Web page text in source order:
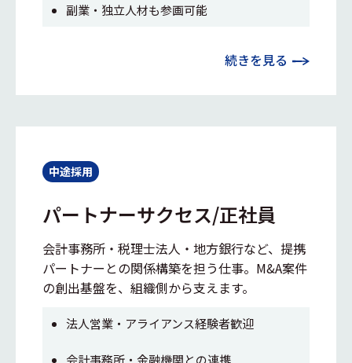
副業・独立人材も参画可能
続きを見る
中途採用
パートナーサクセス/正社員
会計事務所・税理士法人・地方銀行など、提携
パートナーとの関係構築を担う仕事。M&A案件
の創出基盤を、組織側から支えます。
法人営業・アライアンス経験者歓迎
会計事務所・金融機関との連携